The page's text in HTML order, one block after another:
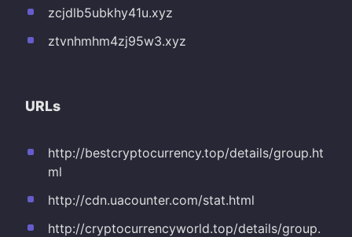
zcjdlb5ubkhy41u.xyz
ztvnhmhm4zj95w3.xyz
URLs
http://bestcryptocurrency.top/details/group.ht
ml
http://cdn.uacounter.com/stat.html
http://cryptocurrencyworld.top/details/group.